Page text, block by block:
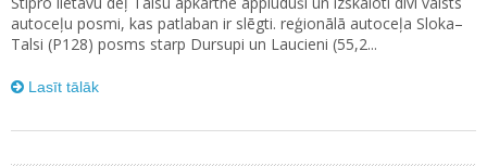
autoceļu posmi, kas patlaban ir slēgti. reģionālā autoceļa Sloka–
Talsi (P128) posms starp Dursupi un Laucieni (55,2...
Lasīt tālāk